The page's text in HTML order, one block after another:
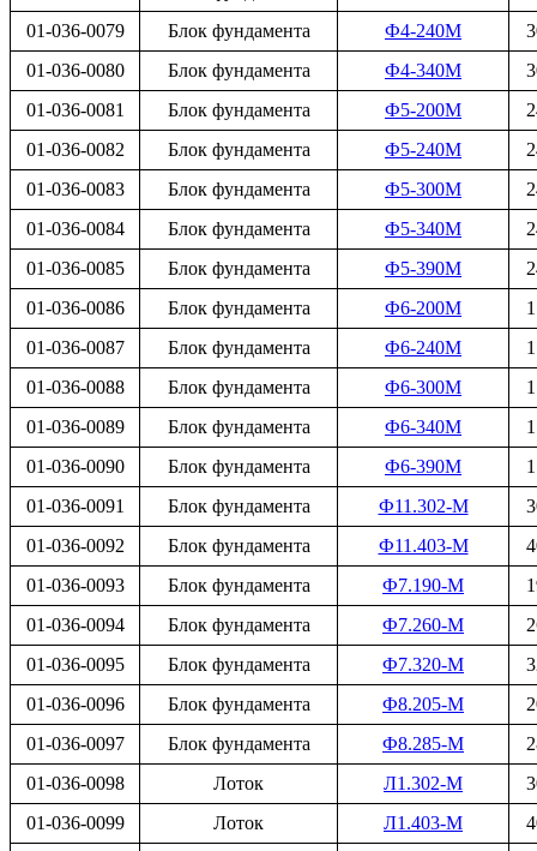
01-036-0079
Блок фундамента Ф4-240М
01-036-0080
Блок фундамента Ф4-340М
01-036-0081
Блок фундамента Ф5-200М
01-036-0082
Блок фундамента Ф5-240М
01-036-0083
Блок фундамента Ф5-300М
01-036-0084
Блок фундамента Ф5-340М
01-036-0085
Блок фундамента Ф5-390М
01-036-0086
Блок фундамента Ф6-200М
01-036-0087
Блок фундамента Ф6-240М
01-036-0088
Блок фундамента Ф6-300М
01-036-0089
Блок фундамента Ф6-340М
01-036-0090
Блок фундамента Ф6-390М
01-036-0091
Блок фундамента Ф11.302-М
01-036-0092
Блок фундамента Ф11.403-М
01-036-0093
Блок фундамента Ф7.190-М
01-036-0094
Блок фундамента Ф7.260-М
01-036-0095
Блок фундамента Ф7.320-М
01-036-0096
Блок фундамента Ф8.205-М
01-036-0097
Блок фундамента Ф8.285-М
01-036-0098
Лоток Л1.302-М
01-036-0099
Лоток Л1.403-М